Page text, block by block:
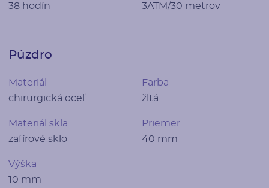
38 hodín
3ATM/30 metrov
Púzdro
Materiál
chirurgická oceľ
Farba
žltá
Materiál skla
zafírové sklo
Priemer
40 mm
Výška
10 mm